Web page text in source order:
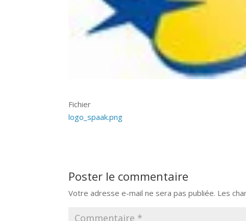
Fichier
logo_spaak.png
Poster le commentaire
Votre adresse e-mail ne sera pas publiée. Les